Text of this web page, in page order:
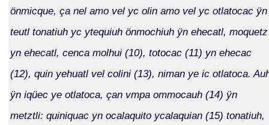
önmicque, ça nel amo vel yc olin amo vel yc otlatocac ÿn
teutl tonatiuh yc ytequiuh önmochiuh ÿn ehecatl, moquetz
yn ehecatl, cenca molhui (10), totocac (11) yn ehecac
(12), quin yehuatl vel colini (13), niman ye ic otlatoca.
ÿn iqüec ye otlatoca, çan vmpa ommocauh (14) ÿn
metztli: quiniquac yn ocalaquito ycalaquian (15) tonatiuh,